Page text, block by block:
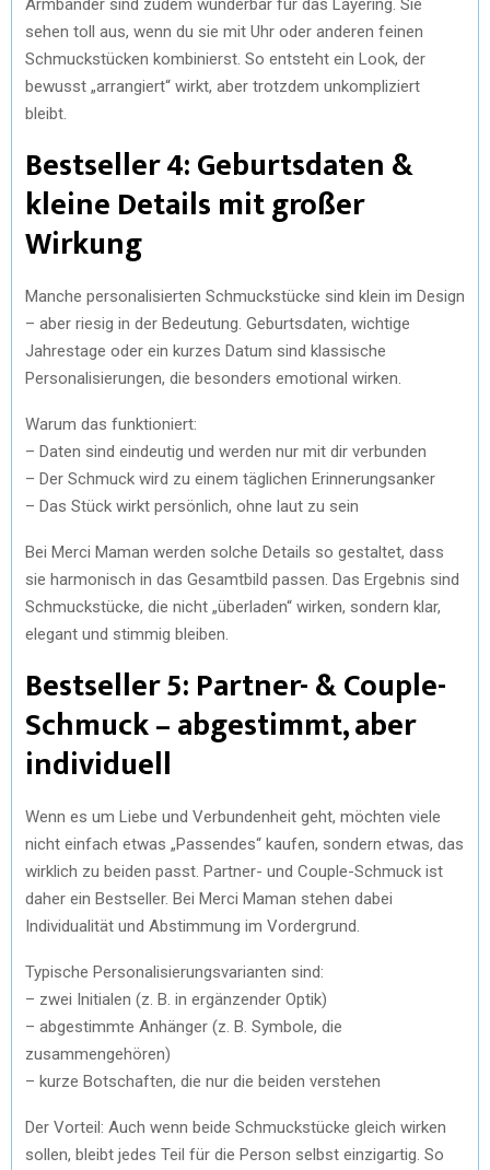
sehen toll aus, wenn du sie mit Uhr oder anderen feinen
Schmuckstücken kombinierst. So entsteht ein Look, der
bewusst „arrangiert“ wirkt, aber trotzdem unkompliziert
bleibt.
Bestseller 4: Geburtsdaten &
kleine Details mit großer
Wirkung
Manche personalisierten Schmuckstücke sind klein im Design
– aber riesig in der Bedeutung. Geburtsdaten, wichtige
Jahrestage oder ein kurzes Datum sind klassische
Personalisierungen, die besonders emotional wirken.
Warum das funktioniert:
– Daten sind eindeutig und werden nur mit dir verbunden
– Der Schmuck wird zu einem täglichen Erinnerungsanker
– Das Stück wirkt persönlich, ohne laut zu sein
Bei Merci Maman werden solche Details so gestaltet, dass
sie harmonisch in das Gesamtbild passen. Das Ergebnis sind
Schmuckstücke, die nicht „überladen“ wirken, sondern klar,
elegant und stimmig bleiben.
Bestseller 5: Partner- & Couple-
Schmuck – abgestimmt, aber
individuell
Wenn es um Liebe und Verbundenheit geht, möchten viele
nicht einfach etwas „Passendes“ kaufen, sondern etwas, das
wirklich zu beiden passt. Partner- und Couple-Schmuck ist
daher ein Bestseller. Bei Merci Maman stehen dabei
Individualität und Abstimmung im Vordergrund.
Typische Personalisierungsvarianten sind:
– zwei Initialen (z. B. in ergänzender Optik)
– abgestimmte Anhänger (z. B. Symbole, die
zusammengehören)
– kurze Botschaften, die nur die beiden verstehen
Der Vorteil: Auch wenn beide Schmuckstücke gleich wirken
sollen, bleibt jedes Teil für die Person selbst einzigartig. So